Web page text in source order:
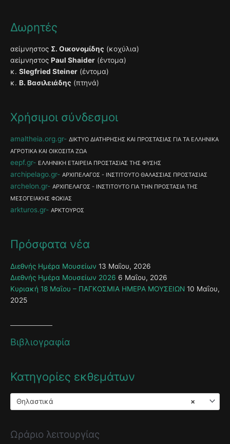
Δωρητές
αείμνηστος Σ. Οικονομίδης (κοχύλια)
αείμνηστος Paul Shaider (έντομα)
κ. Slegfried Steiner (έντομα)
κ. Β. Βασιλειάδης (πτηνά)
Χρήσιμοι σύνδεσμοι
amaltheia.org.gr
ΔΙΚΤΥΟ ΔΙΑΤΗΡΗΣΗΣ ΚΑΙ ΠΡΟΣΤΑΣΙΑΣ ΓΙΑ ΤΑ ΕΛΛΗΝΙΚΑ
ΑΓΡΟΤΙΚΑ ΚΑΙ ΟΙΚΟΣΙΤΑ ΖΩΑ
eepf.gr ΕΛΛΗΝΙΚΗ ΕΤΑΙΡΕΙΑ ΠΡΟΣΤΑΣΙΑΣ ΤΗΣ ΦΥΣΗΣ
archipelago.gr ΑΡΧΙΠΕΛΑΓΟΣ - ΙΝΣΤΙΤΟΥΤΟ ΘΑΛΑΣΣΙΑΣ ΠΡΟΣΤΑΣΙΑΣ
archelon.gr
ΑΡΧΙΠΕΛΑΓΟΣ - ΙΝΣΤΙΤΟΥΤΟ ΓΙΑ ΤΗΝ ΠΡΟΣΤΑΣΙΑ ΤΗΣ
ΜΕΣΟΓΕΙΑΚΗΣ ΦΩΚΙΑΣ
arkturos.gr ΑΡΚΤΟΥΡΟΣ
Πρόσφατα νέα
Διεθνής Ημέρα Μουσείων 13 Μαΐου, 2026
Διεθνής Ημέρα Μουσείων 2026 6 Μαΐου, 2026
Κυριακή 18 Μαΐου – ΠΑΓΚΟΣΜΙΑ ΗΜΕΡΑ ΜΟΥΣΕΙΩΝ 10 Μαΐου,
2025
Βιβλιογραφία
Κατηγορίες εκθεμάτων
×
Θηλαστικά
Ωράριο λειτουργίας